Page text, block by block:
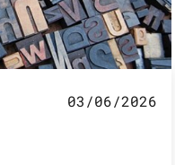
03/06/2026